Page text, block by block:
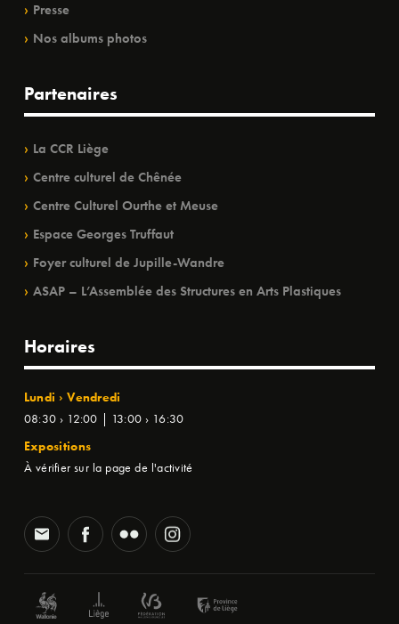
Presse
Nos albums photos
Partenaires
La CCR Liège
Centre culturel de Chênée
Centre Culturel Ourthe et Meuse
Espace Georges Truffaut
Foyer culturel de Jupille-Wandre
ASAP – L’Assemblée des Structures en Arts Plastiques
Horaires
Lundi › Vendredi
08:30 › 12:00 | 13:00 › 16:30
Expositions
À vérifier sur la page de l'activité